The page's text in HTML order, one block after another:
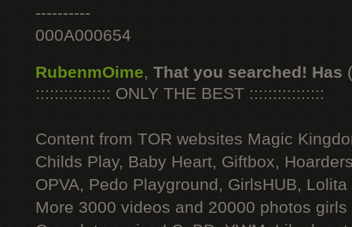
----------
000A000654
RubenmOime, That you searched! Has
:::::::::::::::: ONLY THE BEST ::::::::::::::::
Content from TOR websites Magic
Childs Play, Baby Heart, Giftbox,
OPVA, Pedo Playground, GirlsHUB, Lolita
More 3000 videos and 20000 photos